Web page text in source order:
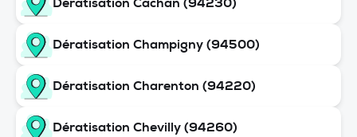
Dératisation Cachan (94230)
Dératisation Champigny (94500)
Dératisation Charenton (94220)
Dératisation Chevilly (94260)